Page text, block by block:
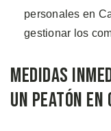
personales en
gestionar los
Medidas
un Peatón